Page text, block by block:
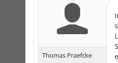
Thomas Praefcke